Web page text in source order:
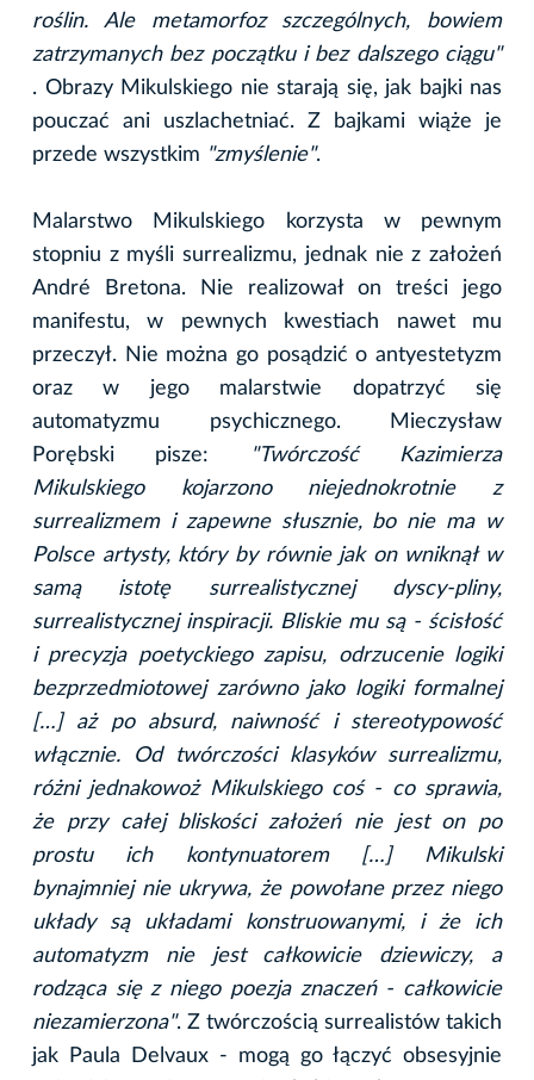
roślin. Ale metamorfoz szczególnych, bowiem
zatrzymanych bez początku i bez dalszego ciągu"
. Obrazy Mikulskiego nie starają się, jak bajki nas
pouczać ani uszlachetniać. Z bajkami wiąże je
przede wszystkim "zmyślenie".
Malarstwo Mikulskiego korzysta w pewnym
stopniu z myśli surrealizmu, jednak nie z założeń
André Bretona. Nie realizował on treści jego
manifestu, w pewnych kwestiach nawet mu
przeczył. Nie można go posądzić o antyestetyzm
oraz w jego malarstwie dopatrzyć się
automatyzmu psychicznego. Mieczysław
Porębski pisze:
"Twórczość Kazimierza
Mikulskiego kojarzono niejednokrotnie z
surrealizmem i zapewne słusznie, bo nie ma w
Polsce artysty, który by równie jak on wniknął w
samą istotę surrealistycznej dyscy-pliny,
surrealistycznej inspiracji. Bliskie mu są - ścisłość
i precyzja poetyckiego zapisu, odrzucenie logiki
bezprzedmiotowej zarówno jako logiki formalnej
[…] aż po absurd, naiwność i stereotypowość
włącznie. Od twórczości klasyków surrealizmu,
różni jednakowoż Mikulskiego coś - co sprawia,
że przy całej bliskości założeń nie jest on po
prostu ich kontynuatorem […] Mikulski
bynajmniej nie ukrywa, że powołane przez niego
układy są układami konstruowanymi, i że ich
automatyzm nie jest całkowicie dziewiczy, a
rodząca się z niego poezja znaczeń - całkowicie
niezamierzona". Z twórczością surrealistów takich
jak Paula Delvaux - mogą go łączyć obsesyjnie